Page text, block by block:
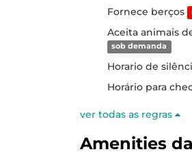
Fornece berços
Aceita animais
sob demanda
Horario de
Horário para
ver todas as regras
Amenities